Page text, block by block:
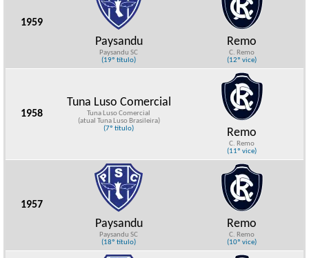
1959
Paysandu
Paysandu SC
(19º título)
Remo
C. Remo
(12º vice)
1958
Tuna Luso Comercial
Tuna Luso Comercial
(atual Tuna Luso Brasileira)
(7º título)
Remo
C. Remo
(11º vice)
1957
Paysandu
Paysandu SC
(18º título)
Remo
C. Remo
(10º vice)